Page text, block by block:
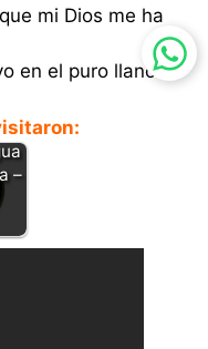
mi Dios me ha
en el puro llano.
–